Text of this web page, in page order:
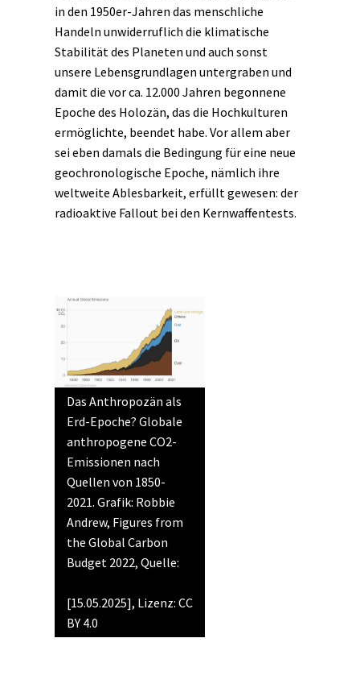
in den 1950er-Jahren das menschliche
Handeln unwiderruflich die klimatische
Stabilität des Planeten und auch sonst
unsere Lebensgrundlagen untergraben und
damit die vor ca. 12.000 Jahren begonnene
Epoche des Holozän, das die Hochkulturen
ermöglichte, beendet habe. Vor allem aber
sei eben damals die Bedingung für eine neue
geochronologische Epoche, nämlich ihre
weltweite Ablesbarkeit, erfüllt gewesen: der
radioaktive Fallout bei den Kernwaffentests.
Das Anthropozän als
Erd-Epoche? Globale
anthropogene CO2-
Emissionen nach
Quellen von 1850-
2021. Grafik: Robbie
Andrew, Figures from
the Global Carbon
Budget 2022, Quelle:
[15.05.2025], Lizenz: CC
BY 4.0